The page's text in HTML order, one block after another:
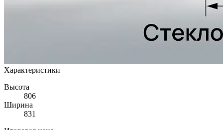
Характеристики
Высота
806
Ширина
831